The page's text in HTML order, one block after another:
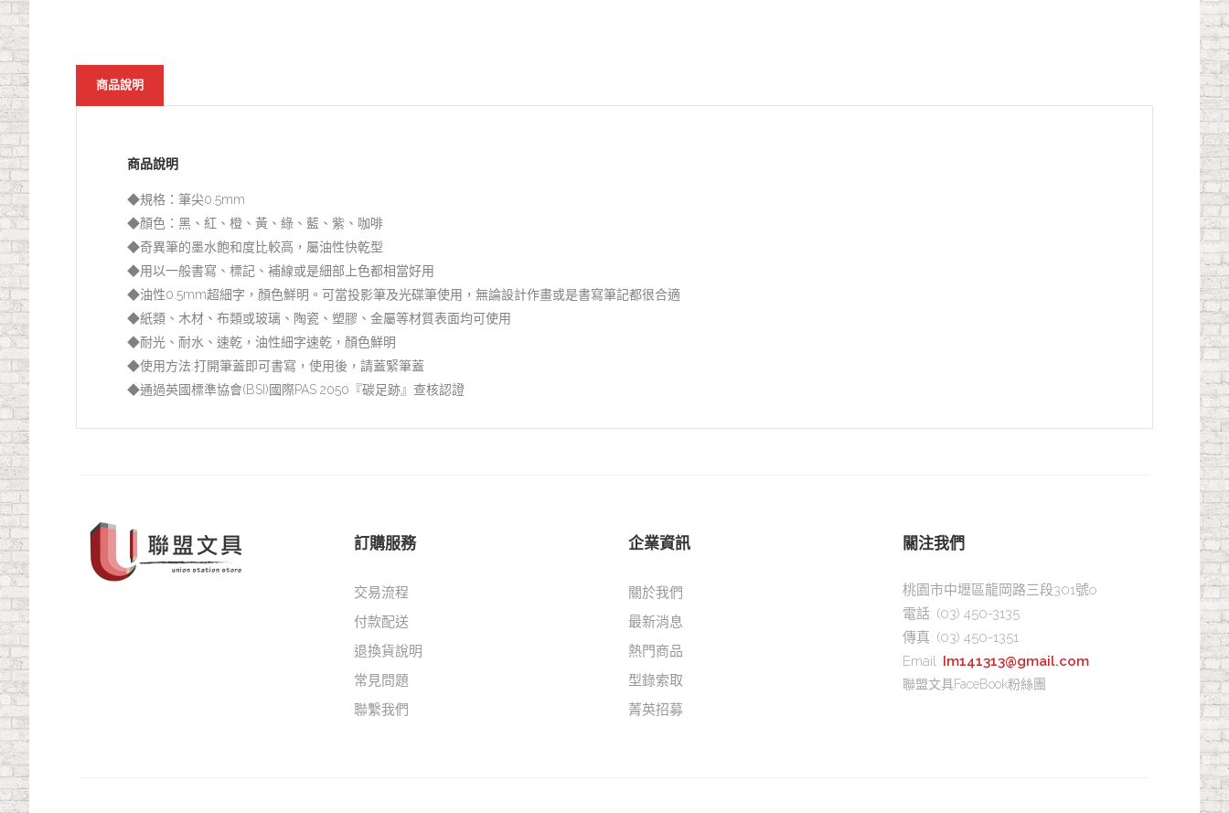
商品說明
商品說明
◆規格：筆尖0.5mm
◆顏色：黑、紅、橙、黃、綠、藍、紫、咖啡
◆奇異筆的墨水飽和度比較高，屬油性快乾型
◆用以一般書寫、標記、補線或是細部上色都相當好用
◆油性0.5mm超細字，顏色鮮明。可當投影筆及光碟筆使用，無論設計作畫或是書寫筆記都很合適
◆紙類、木材、布類或玻璃、陶瓷、塑膠、金屬等材質表面均可使用
◆耐光、耐水、速乾，油性細字速乾，顏色鮮明
◆使用方法:打開筆蓋即可書寫，使用後，請蓋緊筆蓋
◆通過英國標準協會(BSI)國際PAS 2050『碳足跡』查核認證
訂購服務
交易流程
付款配送
退換貨說明
常見問題
聯繫我們
企業資訊
關於我們
最新消息
熱門商品
型錄索取
菁英招募
關注我們
桃園市中壢區龍岡路三段301號o
電話: (03) 450-3135
傳真: (03) 450-1351
Email :Im141313@gmail.com
聯盟文具FaceBook粉絲團